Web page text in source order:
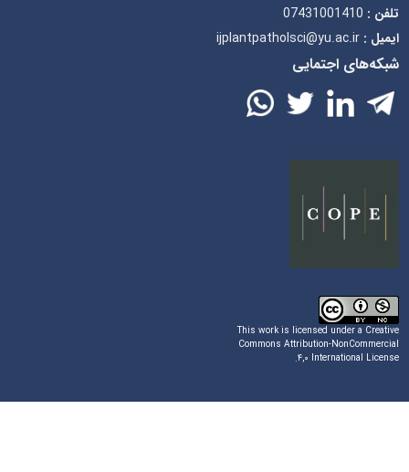
تلفن : 07431001410
ایمیل : ijplantpatholsci@yu.ac.ir
شبکه‌های اجتمایی
This work is licensed under aCreative
Commons Attribution-NonCommercial
۴,۰ International License.